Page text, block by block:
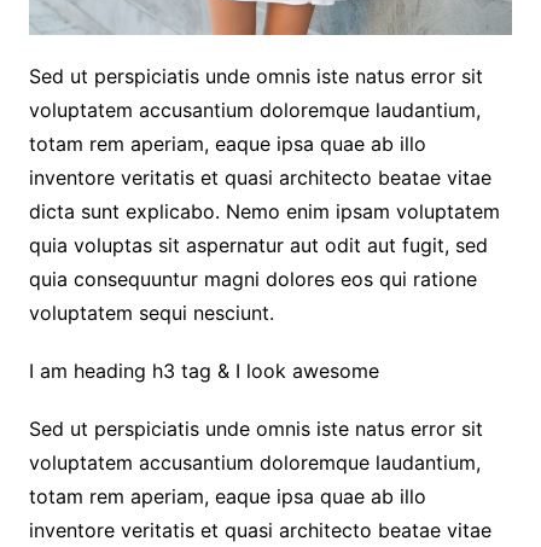
Sed ut perspiciatis unde omnis iste natus error sit
voluptatem accusantium doloremque laudantium,
totam rem aperiam, eaque ipsa quae ab illo
inventore veritatis et quasi architecto beatae vitae
dicta sunt explicabo. Nemo enim ipsam voluptatem
quia voluptas sit aspernatur aut odit aut fugit, sed
quia consequuntur magni dolores eos qui ratione
voluptatem sequi nesciunt.
I am heading h3 tag & I look awesome
Sed ut perspiciatis unde omnis iste natus error sit
voluptatem accusantium doloremque laudantium,
totam rem aperiam, eaque ipsa quae ab illo
inventore veritatis et quasi architecto beatae vitae